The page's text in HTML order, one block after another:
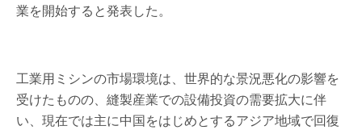
業を開始すると発表した。
工業用ミシンの市場環境は、世界的な景況悪化の影響を
受けたものの、縫製産業での設備投資の需要拡大に伴
い、現在では主に中国をはじめとするアジア地域で回復